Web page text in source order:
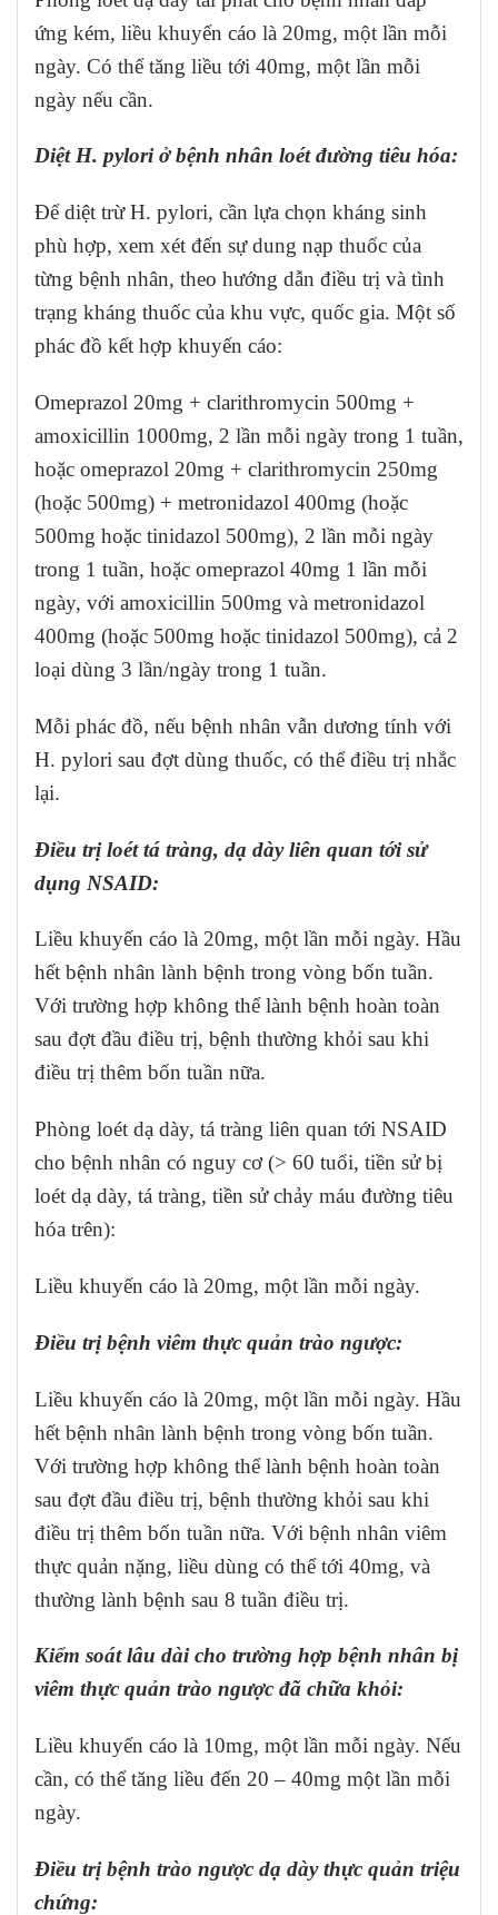
ứng kém, liều khuyến cáo là 20mg, một lần mỗi
ngày. Có thể tăng liều tới 40mg, một lần mỗi
ngày nếu cần.
Diệt H. pylori ở bệnh nhân loét đường tiêu hóa:
Để diệt trừ H. pylori, cần lựa chọn kháng sinh
phù hợp, xem xét đến sự dung nạp thuốc của
từng bệnh nhân, theo hướng dẫn điều trị và tình
trạng kháng thuốc của khu vực, quốc gia. Một số
phác đồ kết hợp khuyến cáo:
Omeprazol 20mg + clarithromycin 500mg +
amoxicillin 1000mg, 2 lần mỗi ngày trong 1 tuần,
hoặc omeprazol 20mg + clarithromycin 250mg
(hoặc 500mg) + metronidazol 400mg (hoặc
500mg hoặc tinidazol 500mg), 2 lần mỗi ngày
trong 1 tuần, hoặc omeprazol 40mg 1 lần mỗi
ngày, với amoxicillin 500mg và metronidazol
400mg (hoặc 500mg hoặc tinidazol 500mg), cả 2
loại dùng 3 lần/ngày trong 1 tuần.
Mỗi phác đồ, nếu bệnh nhân vẫn dương tính với
H. pylori sau đợt dùng thuốc, có thể điều trị nhắc
lại.
Điều trị loét tá tràng, dạ dày liên quan tới sử
dụng NSAID:
Liều khuyến cáo là 20mg, một lần mỗi ngày. Hầu
hết bệnh nhân lành bệnh trong vòng bốn tuần.
Với trường hợp không thể lành bệnh hoàn toàn
sau đợt đầu điều trị, bệnh thường khỏi sau khi
điều trị thêm bốn tuần nữa.
Phòng loét dạ dày, tá tràng liên quan tới NSAID
cho bệnh nhân có nguy cơ (> 60 tuổi, tiền sử bị
loét dạ dày, tá tràng, tiền sử chảy máu đường tiêu
hóa trên):
Liều khuyến cáo là 20mg, một lần mỗi ngày.
Điều trị bệnh viêm thực quản trào ngược:
Liều khuyến cáo là 20mg, một lần mỗi ngày. Hầu
hết bệnh nhân lành bệnh trong vòng bốn tuần.
Với trường hợp không thể lành bệnh hoàn toàn
sau đợt đầu điều trị, bệnh thường khỏi sau khi
điều trị thêm bốn tuần nữa. Với bệnh nhân viêm
thực quản nặng, liều dùng có thể tới 40mg, và
thường lành bệnh sau 8 tuần điều trị.
Kiểm soát lâu dài cho trường hợp bệnh nhân bị
viêm thực quản trào ngược đã chữa khỏi:
Liều khuyến cáo là 10mg, một lần mỗi ngày. Nếu
cần, có thể tăng liều đến 20 – 40mg một lần mỗi
ngày.
Điều trị bệnh trào ngược dạ dày thực quản triệu
chứng: